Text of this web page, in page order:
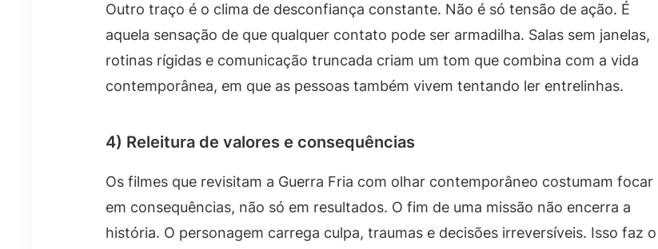
Outro traço é o clima de desconfiança constante. Não é só tensão de ação. É
aquela sensação de que qualquer contato pode ser armadilha. Salas sem janelas,
rotinas rígidas e comunicação truncada criam um tom que combina com a vida
contemporânea, em que as pessoas também vivem tentando ler entrelinhas.
4) Releitura de valores e consequências
Os filmes que revisitam a Guerra Fria com olhar contemporâneo costumam focar
em consequências, não só em resultados. O fim de uma missão não encerra a
história. O personagem carrega culpa, traumas e decisões irreversíveis. Isso faz o